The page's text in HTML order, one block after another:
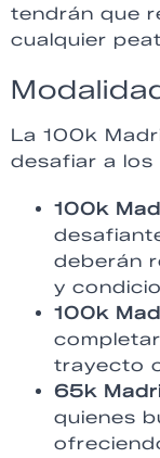
tendrán que
cualquier
La 100k
desafiar a
100k
deberán
y
100k
trayecto
65k
quienes